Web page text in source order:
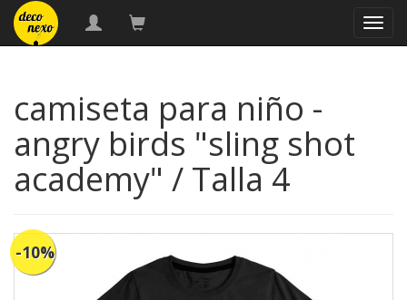
camiseta para niño -
angry birds "sling shot
academy" / Talla 4
-10%